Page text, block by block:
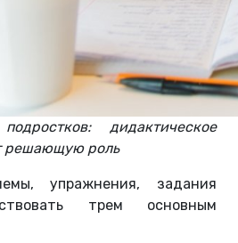
дидактическое
решающую роль
упражнения, задания
трем основным